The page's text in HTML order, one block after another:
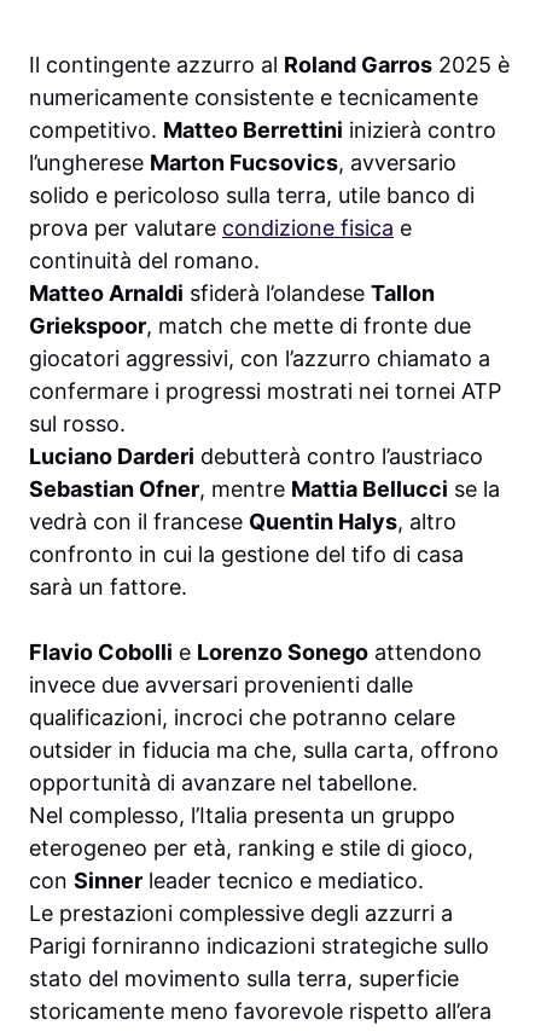
Il contingente azzurro al Roland Garros 2025 è
numericamente consistente e tecnicamente
competitivo. Matteo Berrettini inizierà contro
l’ungherese Marton Fucsovics, avversario
solido e pericoloso sulla terra, utile banco di
prova per valutare condizione fisica e
continuità del romano.
Matteo Arnaldi sfiderà l’olandese Tallon
Griekspoor, match che mette di fronte due
giocatori aggressivi, con l’azzurro chiamato a
confermare i progressi mostrati nei tornei ATP
sul rosso.
Luciano Darderi debutterà contro l’austriaco
Sebastian Ofner, mentre Mattia Bellucci se la
vedrà con il francese Quentin Halys, altro
confronto in cui la gestione del tifo di casa
sarà un fattore.
Flavio Cobolli e Lorenzo Sonego attendono
invece due avversari provenienti dalle
qualificazioni, incroci che potranno celare
outsider in fiducia ma che, sulla carta, offrono
opportunità di avanzare nel tabellone.
Nel complesso, l’Italia presenta un gruppo
eterogeneo per età, ranking e stile di gioco,
con Sinner leader tecnico e mediatico.
Le prestazioni complessive degli azzurri a
Parigi forniranno indicazioni strategiche sullo
stato del movimento sulla terra, superficie
storicamente meno favorevole rispetto all’era